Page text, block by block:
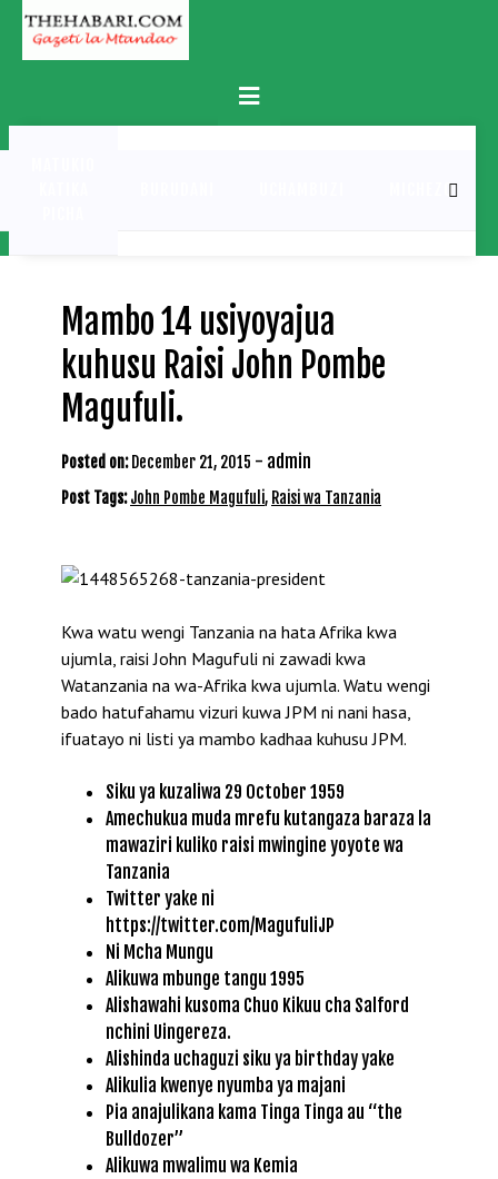
Skip
content
Primary
Menu
MICHEZO
Mambo 14 usiyoyajua
kuhusu Raisi John Pombe
Magufuli.
Posted on: December 21, 2015 - admin
Post Tags:John Pombe Magufuli, Raisi wa Tanzania
Kwa watu wengi Tanzania na hata Afrika kwa
ujumla, raisi John Magufuli ni zawadi kwa
Watanzania na wa-Afrika kwa ujumla. Watu wengi
bado hatufahamu vizuri kuwa JPM ni nani hasa,
ifuatayo ni listi ya mambo kadhaa kuhusu JPM.
Siku ya kuzaliwa 29 October 1959
Amechukua muda mrefu kutangaza baraza la
mawaziri kuliko raisi mwingine yoyote wa
Tanzania
Twitter yake ni
https://twitter.com/MagufuliJP
Ni Mcha Mungu
Alikuwa mbunge tangu 1995
Alishawahi kusoma Chuo Kikuu cha Salford
nchini Uingereza.
Alishinda uchaguzi siku ya birthday yake
Alikulia kwenye nyumba ya majani
Pia anajulikana kama Tinga Tinga au “the
Bulldozer”
Alikuwa mwalimu wa Kemia